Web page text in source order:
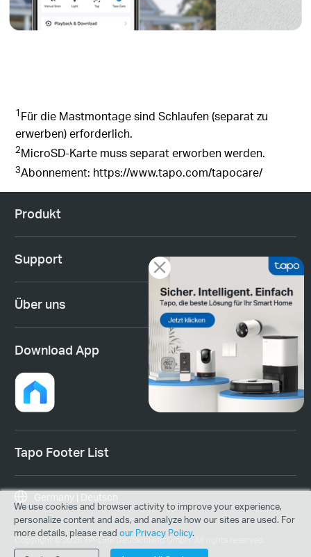
1 Für die Mastmontage sind Schlaufen (separat zu
erwerben) erforderlich.
2MicroSD-Karte muss separat erworben werden.
3Abonnement: https://www.tapo.com/tapocare/
Produkt
Support
Über uns
Download App
Tapo Footer List
Copyright © 2026 TP-Link Deutschland GmbH. All rights reserved.
Germany | Deutsch
We use cookies and browser activity to improve your experience,
personalize content and ads, and analyze how our sites are used. For
more details, please read our Privacy Policy.